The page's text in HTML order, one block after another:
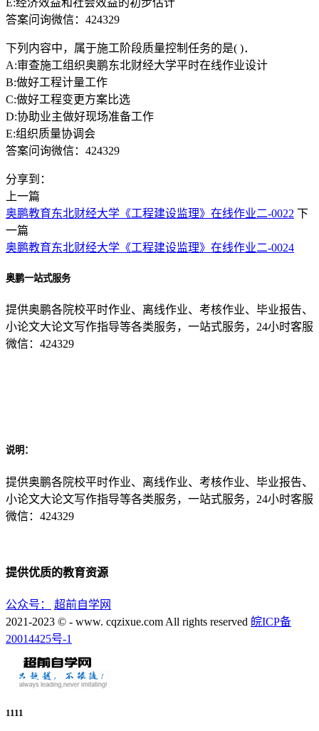
答案问询微信：424329
下列内容中，属于施工阶段质量控制任务的是( )．
A:审查施工组织奥鹏东北财经大学平时在线作业设计
B:做好工程计量工作
C:做好工程变更方案比选
D:协助业主做好现场准备工作
E:组织质量协调会
答案问询微信：424329
分享到：
上一篇
奥鹏教育东北财经大学《工程建设监理》在线作业二-0022 下
一篇
奥鹏教育东北财经大学《工程建设监理》在线作业二-0024
奥鹏一站式服务
提供奥鹏各院校平时作业、离线作业、考核作业、毕业报告、
小论文大论文写作指导等各类服务，一站式服务，24小时客服
微信：424329
说明：
提供奥鹏各院校平时作业、离线作业、考核作业、毕业报告、
小论文大论文写作指导等各类服务，一站式服务，24小时客服
微信：424329
提供优质的教育资源
公众号：
超前自学网
2021-2023 © - www. cqzixue.com All rights reserved 皖ICP备
20014425号-1
1111